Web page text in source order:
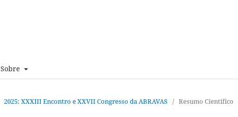
Sobre
2025: XXXIII Encontro e XXVII Congresso da ABRAVAS / Resumo Cientifico